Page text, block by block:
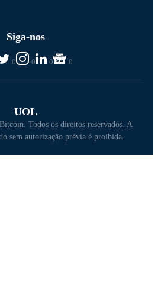
Siga-nos
0 0 0 0
UOL
Todos os direitos reservados. A
sem autorização prévia é proibida.